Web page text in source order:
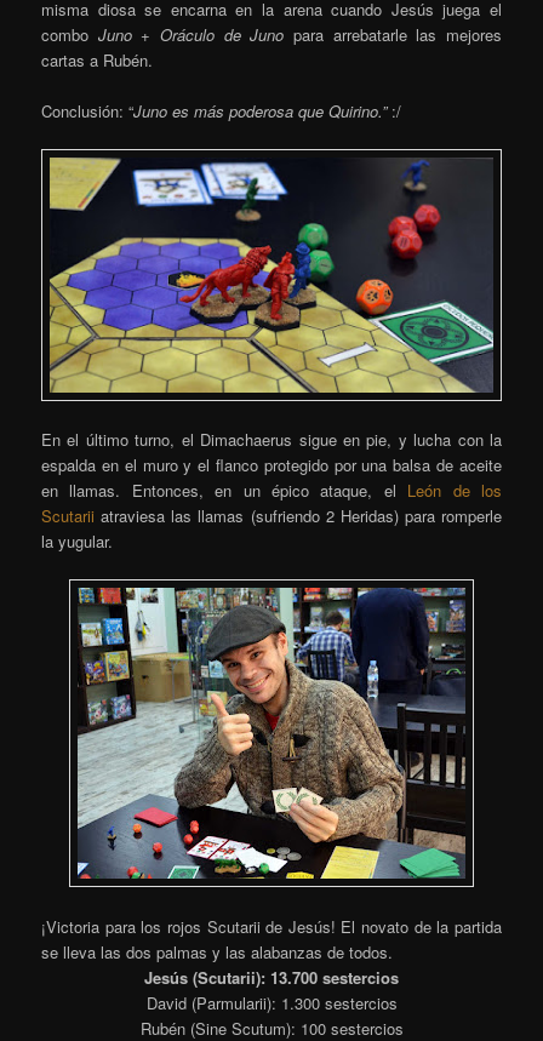
misma diosa se encarna en la arena cuando Jesús juega el
combo Juno+Oráculo de Juno para arrebatarle las mejores
cartas a Rubén.
Conclusión: “Juno es más poderosa que Quirino.”:/
En el último turno, el Dimachaerus sigue en pie, y lucha con la
espalda en el muro y el flanco protegido por una balsa de aceite
en llamas. Entonces, en un épico ataque, el León de los
Scutariiatraviesa las llamas (sufriendo 2 Heridas) para romperle
la yugular.
¡Victoria para los rojos Scutarii de Jesús! El novato de la partida
se lleva las dos palmas y las alabanzas de todos.
Jesús (Scutarii): 13.700 sestercios
David (Parmularii): 1.300 sestercios
Rubén (Sine Scutum): 100 sestercios